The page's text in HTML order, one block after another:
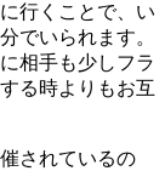
行くことで、い
でいられます。
相手も少しフラ
る時よりもお互
されているの